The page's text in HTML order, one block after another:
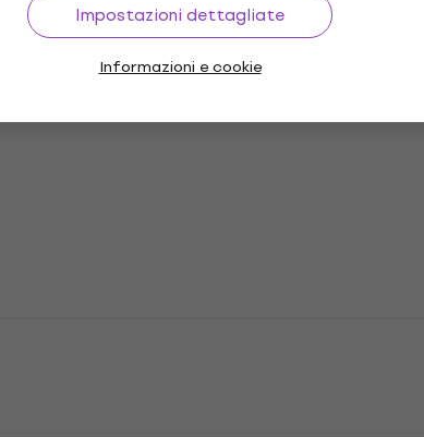
Impostazioni dettagliate
Informazioni e cookie